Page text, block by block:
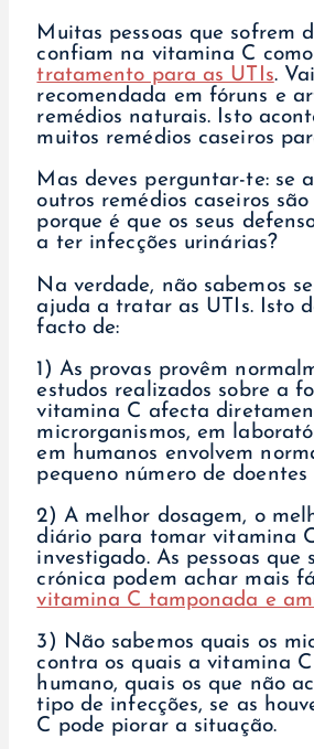
Muitas pessoas que sofrem
confiam na vitamina C
tratamento para as UTIs.
recomendada em fóruns e
remédios naturais. Isto
muitos remédios caseiros
Mas deves perguntar-te: se
outros remédios caseiros
porque é que os seus
a ter infecções urinárias?
Na verdade, não sabemos
ajuda a tratar as UTIs. Isto
facto de:
1) As provas provêm
estudos realizados sobre a
vitamina C afecta
microrganismos, em
em humanos envolvem
pequeno número de doentes
2) A melhor dosagem, o
diário para tomar vitamina
investigado. As pessoas que
crónica podem achar mais
vitamina C tamponada e
3) Não sabemos quais os
contra os quais a vitamina
humano, quais os que não
tipo de infecções, se as
C pode piorar a situação.